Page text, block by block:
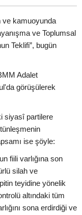
ve kamuoyunda
ve Toplumsal
Teklifi”, bugün
Adalet
görüşülerek
siyasî partilere
ise şöyle:
fiili varlığına son
silah ve
teyidine yönelik
altındaki tüm
sona erdirdiği ve